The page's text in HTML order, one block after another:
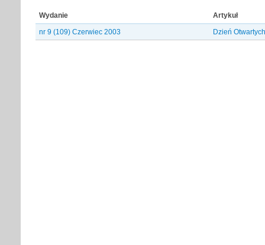
Wydanie
Artykuł
nr 9 (109) Czerwiec 2003
Dzień